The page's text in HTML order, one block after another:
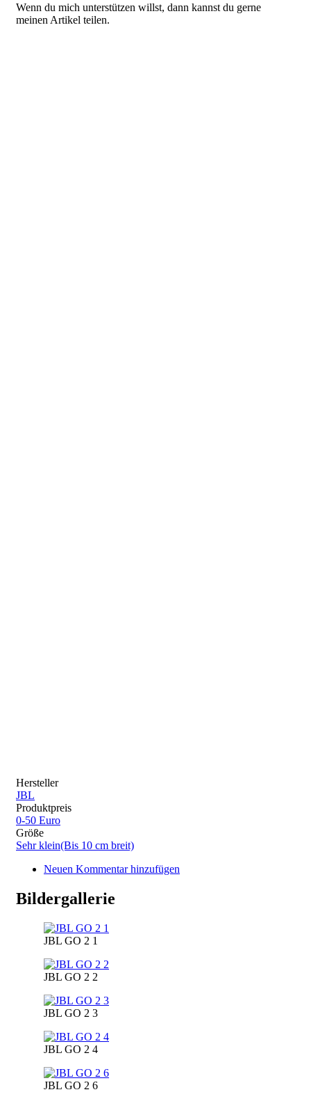
Wenn du mich unterstützen willst, dann kannst du gerne
meinen Artikel teilen.
Hersteller
JBL
Produktpreis
0-50 Euro
Größe
Sehr klein(Bis 10 cm breit)
Neuen Kommentar hinzufügen
Bildergallerie
JBL GO 2 1
JBL GO 2 2
JBL GO 2 3
JBL GO 2 4
JBL GO 2 6